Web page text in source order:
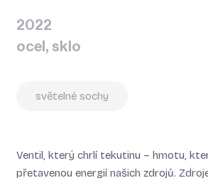
2022
ocel, sklo
světelné sochy
Ventil, který chrlí tekutinu – hmotu,
přetavenou energií našich zdrojů.